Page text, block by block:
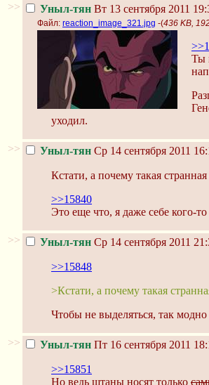
>> Уныл-тян Вт 13 сентября 2011
Файл: reaction_image_321.jpg -(436 KB,
Ты
уходил.
>> Уныл-тян Ср 14 сентября 2011
Кстати, а почему такая
>>15840
Это еще что, я даже себе кого-
>> Уныл-тян Ср 14 сентября 2011
>>15848
>Кстати, а почему такая
Чтобы не выделяться, так модно
>> Уныл-тян Пт 16 сентября 2011
>>15851
Но ведь штаны носят только